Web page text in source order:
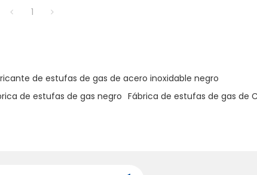
1
de estufas de gas de acero inoxidable negro
de estufas de gas negro Fábrica de estufas de gas de